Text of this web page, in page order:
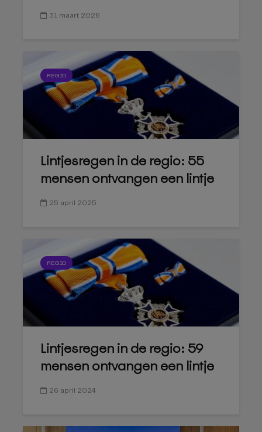
31 maart 2026
REGIO
Lintjesregen in de regio: 55
mensen ontvangen een lintje
25 april 2025
REGIO
Lintjesregen in de regio: 59
mensen ontvangen een lintje
26 april 2024